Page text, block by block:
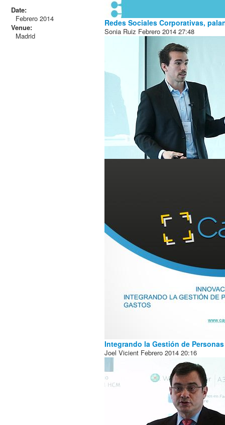
Date:
Febrero 2014
Venue:
Madrid
Redes Sociales Corporativas,
Sonia Ruiz Febrero 2014 27:48
Integrando la Gestión de
Joel Vicient Febrero 2014 20:16